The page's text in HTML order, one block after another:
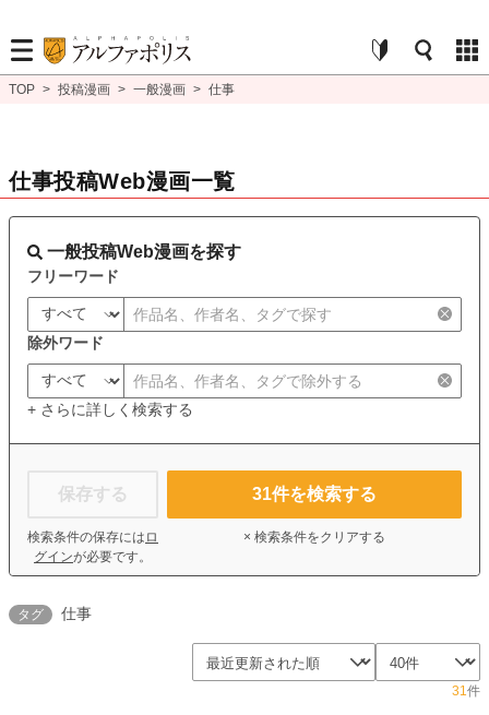
TOP > 投稿漫画 > 一般漫画 > 仕事
仕事投稿Web漫画一覧
一般投稿Web漫画を探す
フリーワード
除外ワード
+ さらに詳しく検索する
保存する
検索条件の保存には ロ
グインが必要です。
31件を検索する
× 検索条件をクリアする
タグ 仕事
31件